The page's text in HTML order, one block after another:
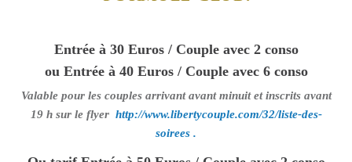
Entrée à 30 Euros / Couple avec 2 conso
ou Entrée à 40 Euros / Couple avec 6 conso
Valable pour les couples arrivant avant minuit et inscrits avant
19 h sur le flyer http://www.libertycouple.com/32/liste-des-
soirees .